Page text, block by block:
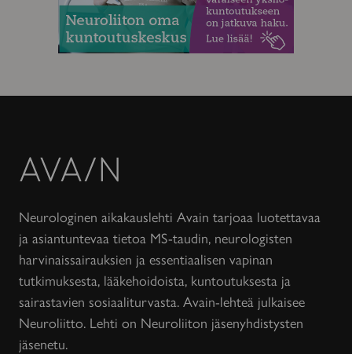
Avain-
lehti
Neurologinen aikakauslehti Avain tarjoaa luotettavaa
ja asiantuntevaa tietoa MS-taudin, neurologisten
harvinaissairauksien ja essentiaalisen vapinan
tutkimuksesta, lääkehoidoista, kuntoutuksesta ja
sairastavien sosiaaliturvasta. Avain-lehteä julkaisee
Neuroliitto. Lehti on Neuroliiton jäsenyhdistysten
jäsenetu.